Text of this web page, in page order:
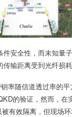
安全性，而未知量
输距离受到光纤损耗
率随信道透过率的
的验证，然而，
有效隔离，但现场